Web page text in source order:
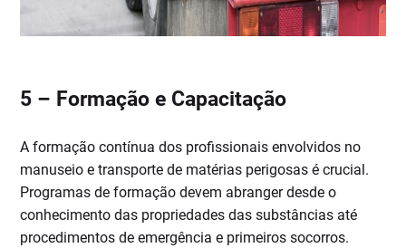
5 – Formação e Capacitação
A formação contínua dos profissionais envolvidos no
manuseio e transporte de matérias perigosas é crucial.
Programas de formação devem abranger desde o
conhecimento das propriedades das substâncias até
procedimentos de emergência e primeiros socorros.